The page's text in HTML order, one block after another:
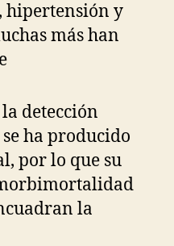
hipertensión y
más han
detección
ha producido
por lo que su
la